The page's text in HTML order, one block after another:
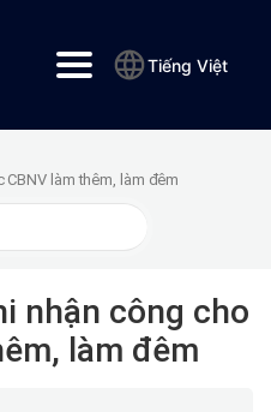
Tiếng Việt
làm thêm, làm đêm
nhận công cho
làm đêm